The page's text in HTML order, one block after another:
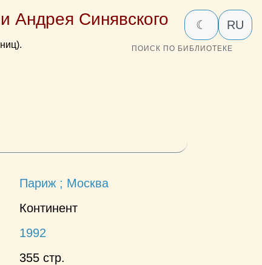
Андрея Синявского ☾ RU
ПОИСК ПО БИБЛИОТЕКЕ
Париж ; Москва
Континент
1992
355 стр.